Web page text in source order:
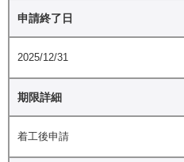
申請終了日
2025/12/31
期限詳細
着工後申請